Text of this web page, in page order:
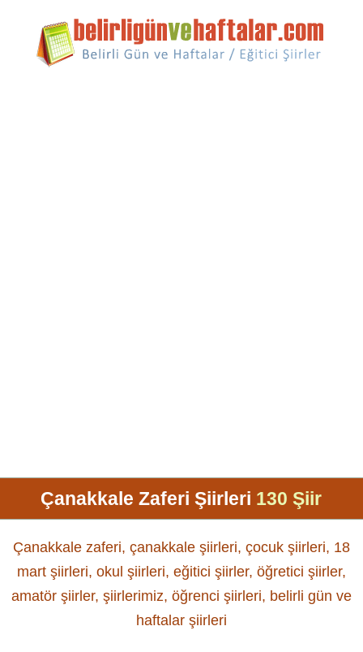
Çanakkale Zaferi Şiirleri 130 Şiir
Çanakkale zaferi, çanakkale şiirleri, çocuk şiirleri, 18
mart şiirleri, okul şiirleri, eğitici şiirler, öğretici şiirler,
amatör şiirler, şiirlerimiz, öğrenci şiirleri, belirli gün ve
haftalar şiirleri